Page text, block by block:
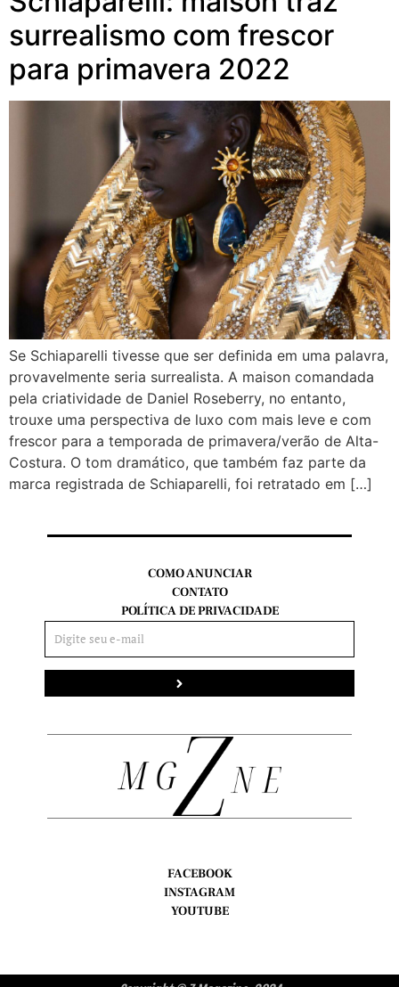
surrealismo com frescor
para primavera 2022
Se Schiaparelli tivesse que ser definida em uma palavra,
provavelmente seria surrealista. A maison comandada
pela criatividade de Daniel Roseberry, no entanto,
trouxe uma perspectiva de luxo com mais leve e com
frescor para a temporada de primavera/verão de Alta-
Costura. O tom dramático, que também faz parte da
marca registrada de Schiaparelli, foi retratado em […]
FACEBOOK
INSTAGRAM
YOUTUBE
COMO ANUNCIAR
CONTATO
POLÍTICA DE PRIVACIDADE